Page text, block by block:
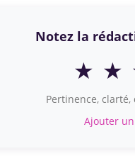
Notez la
★ ★
Pertinence,
Ajouter